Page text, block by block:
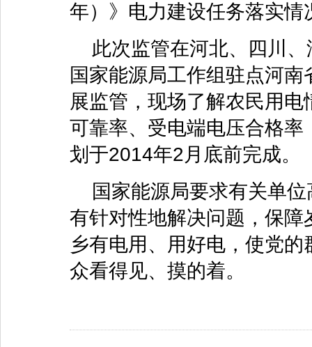
年）》电力建设任务落实情
此次监管在河北、四川、
国家能源局工作组驻点河
展监管，现场了解农民用
可靠率、受电端电压合格
划于2014年2月底前完成。
国家能源局要求有关单位
有针对性地解决问题，保
乡有电用、用好电，使党
众看得见、摸的着。